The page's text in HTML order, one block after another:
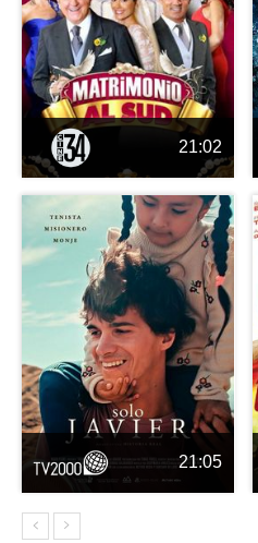
21:02
21:05